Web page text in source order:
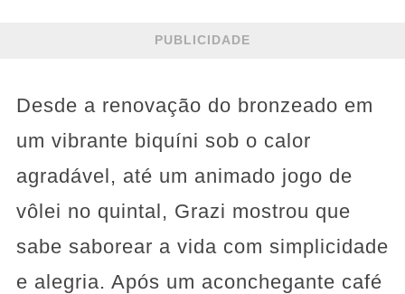
PUBLICIDADE
Desde a renovação do bronzeado em
um vibrante biquíni sob o calor
agradável, até um animado jogo de
vôlei no quintal, Grazi mostrou que
sabe saborear a vida com simplicidade
e alegria. Após um aconchegante café